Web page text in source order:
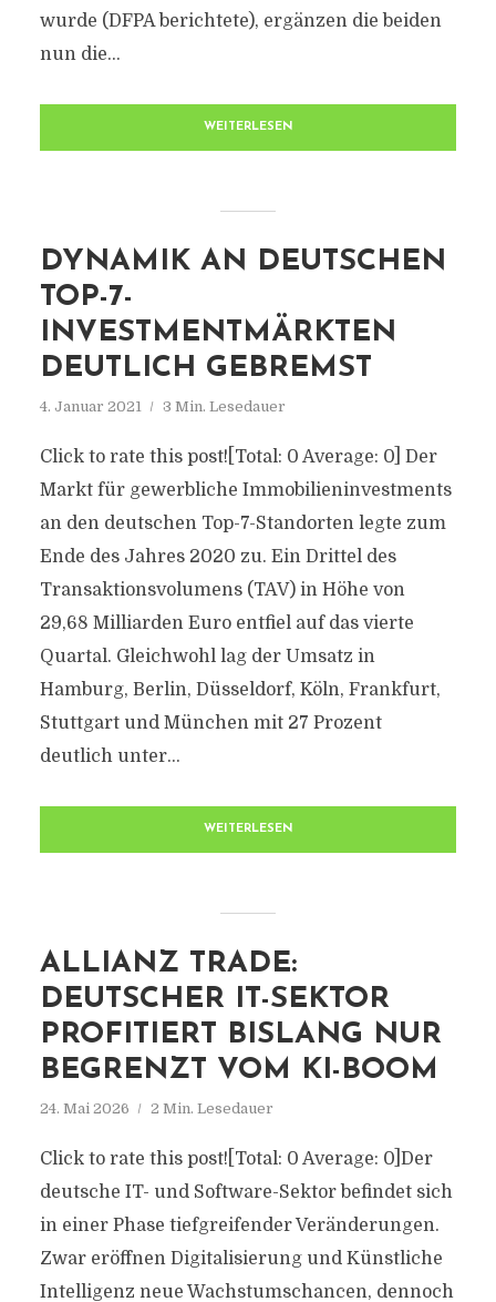
wurde (DFPA berichtete), ergänzen die beiden
nun die...
WEITERLESEN
DYNAMIK AN DEUTSCHEN
TOP-7-
INVESTMENTMÄRKTEN
DEUTLICH GEBREMST
4. Januar 2021 3 Min. Lesedauer
Click to rate this post![Total: 0 Average: 0] Der
Markt für gewerbliche Immobilieninvestments
an den deutschen Top-7-Standorten legte zum
Ende des Jahres 2020 zu. Ein Drittel des
Transaktionsvolumens (TAV) in Höhe von
29,68 Milliarden Euro entfiel auf das vierte
Quartal. Gleichwohl lag der Umsatz in
Hamburg, Berlin, Düsseldorf, Köln, Frankfurt,
Stuttgart und München mit 27 Prozent
deutlich unter...
WEITERLESEN
ALLIANZ TRADE:
DEUTSCHER IT-SEKTOR
PROFITIERT BISLANG NUR
BEGRENZT VOM KI-BOOM
24. Mai 2026 2 Min. Lesedauer
Click to rate this post![Total: 0 Average: 0]Der
deutsche IT- und Software-Sektor befindet sich
in einer Phase tiefgreifender Veränderungen.
Zwar eröffnen Digitalisierung und Künstliche
Intelligenz neue Wachstumschancen, dennoch